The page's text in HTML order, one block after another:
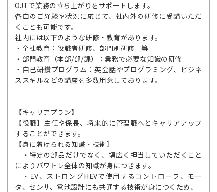
OJTで業務の立ち上がりをサポートします。
各自のご経験や状況に応じて、社内外の研修に受講いただ
くことも可能です。
社内には以下のような研修・教育があります。
・全社教育：役職者研修、部門別研修 等
・部門教育（本部/部/課）：業務で必要な知識の研修
・自己研鑽プログラム：英会話やプログラミング、ビジネ
ススキルなどの講座を多数用意しております。
【キャリアプラン】
【役職】主任や係長、将来的に管理職へとキャリアアップ
することができます。
【身に着けられる知識・技術】
・特定の部品だけでなく、幅広く担当していただくこと
によりパワトレ全体の知識が身につきます。
・EV、ストロングHEVで使用するコントローラ、モー
タ、センサ、電池設計にも共通する技術が身につくため、